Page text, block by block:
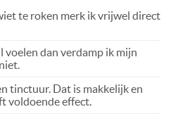
te roken merk ik vrijwel direct
voelen dan verdamp ik mijn
tinctuur. Dat is makkelijk en
voldoende effect.